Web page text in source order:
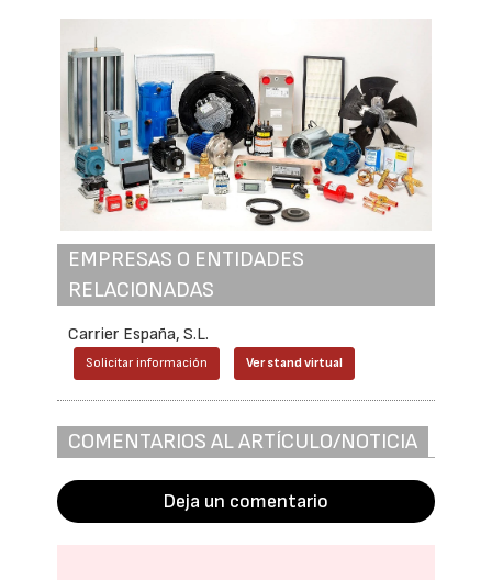
EMPRESAS O ENTIDADES
RELACIONADAS
Carrier España, S.L.
Solicitar información Ver stand virtual
COMENTARIOS AL ARTÍCULO/NOTICIA
Deja un comentario